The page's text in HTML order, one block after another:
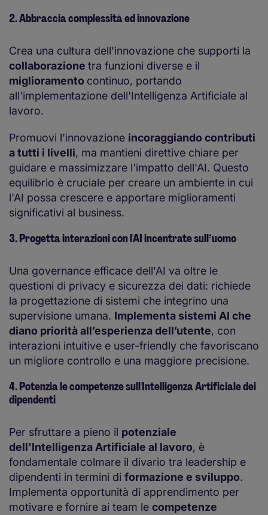
2. Abbraccia complessità ed innovazione
Crea una cultura dell'innovazione che supporti la
collaborazione tra funzioni diverse e il
miglioramento continuo, portando
all'implementazione dell'Intelligenza Artificiale al
lavoro.
Promuovi l'innovazione incoraggiando contributi
a tutti i livelli, ma mantieni direttive chiare per
guidare e massimizzare l'impatto dell'AI. Questo
equilibrio è cruciale per creare un ambiente in cui
l'AI possa crescere e apportare miglioramenti
significativi al business.
3. Progetta interazioni con l'AI incentrate sull’uomo
Una governance efficace dell'AI va oltre le
questioni di privacy e sicurezza dei dati: richiede
la progettazione di sistemi che integrino una
supervisione umana. Implementa sistemi AI che
diano priorità all’esperienza dell’utente, con
interazioni intuitive e user-friendly che favoriscano
un migliore controllo e una maggiore precisione.
4. Potenzia le competenze sull'Intelligenza Artificiale dei
dipendenti
Per sfruttare a pieno il potenziale
dell'Intelligenza Artificiale al lavoro, è
fondamentale colmare il divario tra leadership e
dipendenti in termini di formazione e sviluppo.
Implementa opportunità di apprendimento per
motivare e fornire ai team le competenze